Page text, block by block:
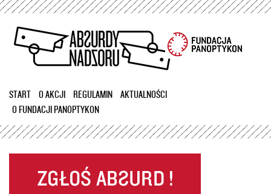
Przejdź
treści
START O AKCJI REGULAMIN
AKTUALNOŚCI
O FUNDACJI PANOPTYKON